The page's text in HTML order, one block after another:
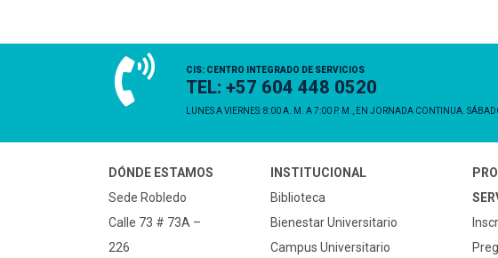
CIS: CENTRO INTEGRADO DE SERVICIOS
TEL: +57 604 448 0520
LUNES A VIERNES: 8:00 A. M. A 7:00 P. M., EN JORNADA CONTINUA.
DÓNDE ESTAMOS
Sede Robledo
Calle 73 # 73A –
226
INSTITUCIONAL
Biblioteca
Bienestar Universitario
Campus Universitario